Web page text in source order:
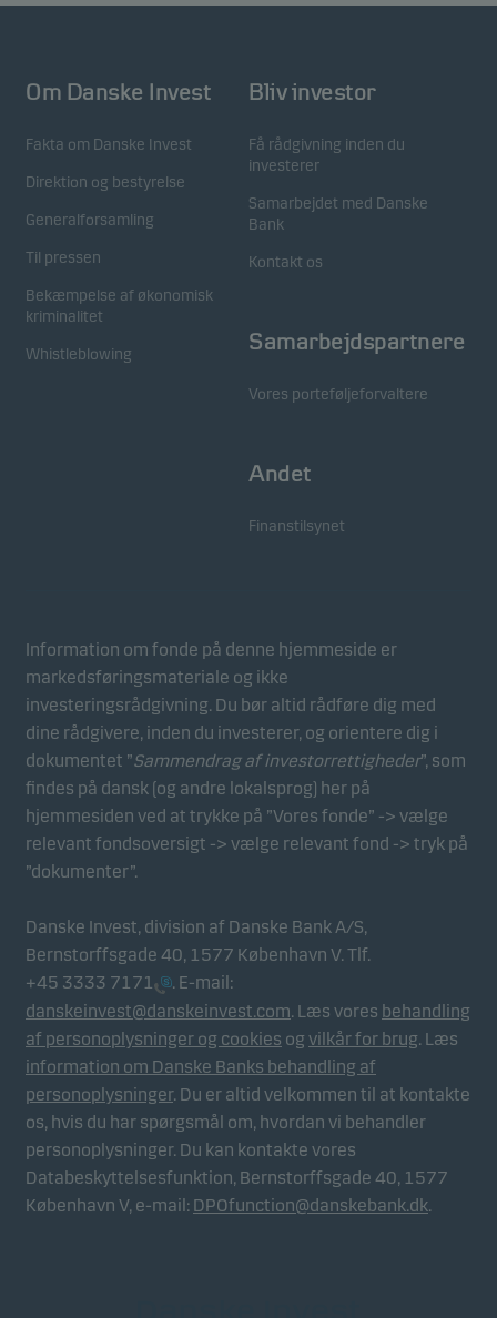
Om Danske Invest
Fakta om Danske Invest
Direktion og bestyrelse
Generalforsamling
Til pressen
Bekæmpelse af økonomisk
kriminalitet
Whistleblowing
Bliv investor
Få rådgivning inden du
investerer
Samarbejdet med Danske
Bank
Kontakt os
Samarbejdspartnere
Vores porteføljeforvaltere
Andet
Finanstilsynet
Information om fonde på denne hjemmeside er
markedsføringsmateriale og ikke
investeringsrådgivning. Du bør altid rådføre dig med
dine rådgivere, inden du investerer, og orientere dig i
dokumentet ”Sammendrag af investorrettigheder”, som
findes på dansk (og andre lokalsprog) her på
hjemmesiden ved at trykke på ”Vores fonde” -> vælge
relevant fondsoversigt -> vælge relevant fond -> tryk på
”dokumenter”.
Danske Invest, division af Danske Bank A/S,
Bernstorffsgade 40, 1577 København V. Tlf.
+45 3333 7171
. E-mail:
danskeinvest@danskeinvest.com. Læs vores behandling
af personoplysninger og cookies og vilkår for brug. Læs
information om Danske Banks behandling af
personoplysninger. Du er altid velkommen til at kontakte
os, hvis du har spørgsmål om, hvordan vi behandler
personoplysninger. Du kan kontakte vores
Databeskyttelsesfunktion, Bernstorffsgade 40, 1577
København V, e-mail: DPOfunction@danskebank.dk.